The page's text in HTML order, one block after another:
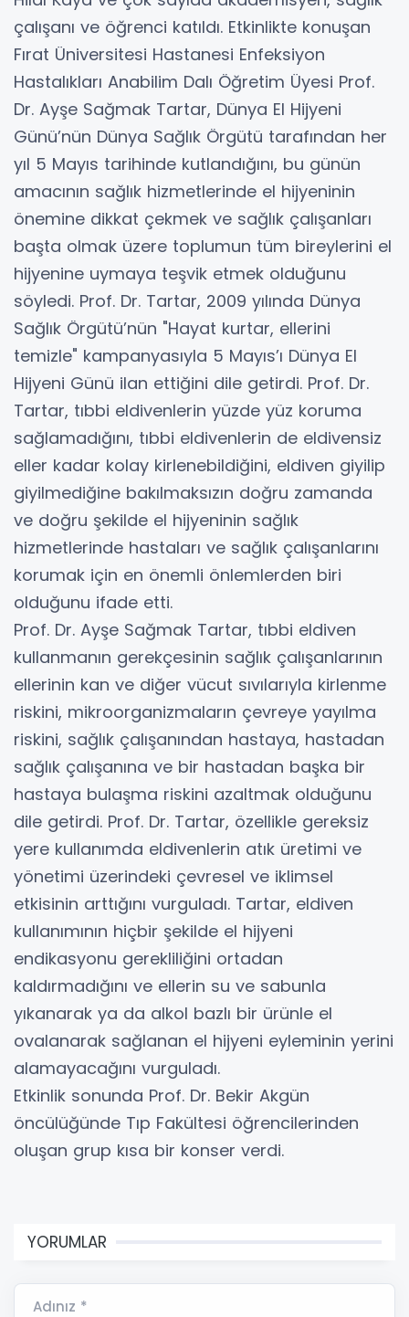
çalışanı ve öğrenci katıldı. Etkinlikte konuşan
Fırat Üniversitesi Hastanesi Enfeksiyon
Hastalıkları Anabilim Dalı Öğretim Üyesi Prof.
Dr. Ayşe Sağmak Tartar, Dünya El Hijyeni
Günü’nün Dünya Sağlık Örgütü tarafından her
yıl 5 Mayıs tarihinde kutlandığını, bu günün
amacının sağlık hizmetlerinde el hijyeninin
önemine dikkat çekmek ve sağlık çalışanları
başta olmak üzere toplumun tüm bireylerini el
hijyenine uymaya teşvik etmek olduğunu
söyledi. Prof. Dr. Tartar, 2009 yılında Dünya
Sağlık Örgütü’nün "Hayat kurtar, ellerini
temizle" kampanyasıyla 5 Mayıs’ı Dünya El
Hijyeni Günü ilan ettiğini dile getirdi. Prof. Dr.
Tartar, tıbbi eldivenlerin yüzde yüz koruma
sağlamadığını, tıbbi eldivenlerin de eldivensiz
eller kadar kolay kirlenebildiğini, eldiven giyilip
giyilmediğine bakılmaksızın doğru zamanda
ve doğru şekilde el hijyeninin sağlık
hizmetlerinde hastaları ve sağlık çalışanlarını
korumak için en önemli önlemlerden biri
olduğunu ifade etti.
Prof. Dr. Ayşe Sağmak Tartar, tıbbi eldiven
kullanmanın gerekçesinin sağlık çalışanlarının
ellerinin kan ve diğer vücut sıvılarıyla kirlenme
riskini, mikroorganizmaların çevreye yayılma
riskini, sağlık çalışanından hastaya, hastadan
sağlık çalışanına ve bir hastadan başka bir
hastaya bulaşma riskini azaltmak olduğunu
dile getirdi. Prof. Dr. Tartar, özellikle gereksiz
yere kullanımda eldivenlerin atık üretimi ve
yönetimi üzerindeki çevresel ve iklimsel
etkisinin arttığını vurguladı. Tartar, eldiven
kullanımının hiçbir şekilde el hijyeni
endikasyonu gerekliliğini ortadan
kaldırmadığını ve ellerin su ve sabunla
yıkanarak ya da alkol bazlı bir ürünle el
ovalanarak sağlanan el hijyeni eyleminin yerini
alamayacağını vurguladı.
Etkinlik sonunda Prof. Dr. Bekir Akgün
öncülüğünde Tıp Fakültesi öğrencilerinden
oluşan grup kısa bir konser verdi.
YORUMLAR
Adınız *